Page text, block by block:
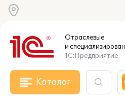
Отраслевые
и
1С:Предприятие
Каталог